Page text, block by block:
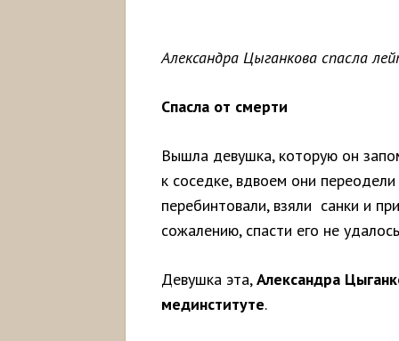
Александра Цыганкова спасла
Спасла от смерти
Вышла девушка, которую он
к соседке, вдвоем они
перебинтовали, взяли санки и
сожалению, спасти его не
Девушка эта,Александра
мединституте.